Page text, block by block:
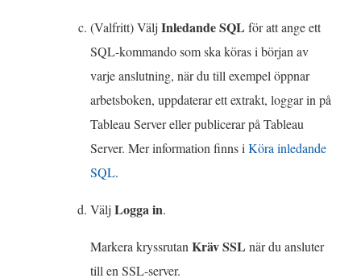
n
y
t
t
f
ö
e
(Valfritt) Välj Inledande SQL för att ange ett
SQL-kommando som ska köras i början av
varje anslutning, när du till exempel öppnar
arbetsboken, uppdaterar ett extrakt, loggar in på
Tableau Server eller publicerar på Tableau
Server. Mer information finns iKöra inledande
SQL.
Välj Logga in.
Markera kryssrutanKräv SSL när du ansluter
till en SSL-server.